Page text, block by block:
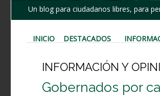
Un blog para ciudadanos libres, para
INICIO DESTACADOS
INFORMACIÓN Y
Gobernados por